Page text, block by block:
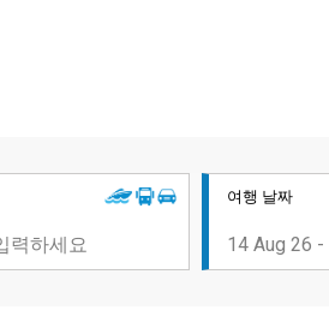
여행 날짜